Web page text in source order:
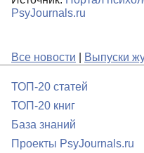
PsyJournals.ru
Все новости Выпуски
ТОП-20 статей
ТОП-20 книг
База знаний
Проекты PsyJournals.ru